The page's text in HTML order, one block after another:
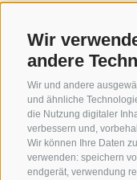
Wir
andere
Wir und andere
und ähnliche
die Nutzung digitaler
verbessern und,
Wir können Ihre Daten
verwenden: speichern
endgerät, verwendung